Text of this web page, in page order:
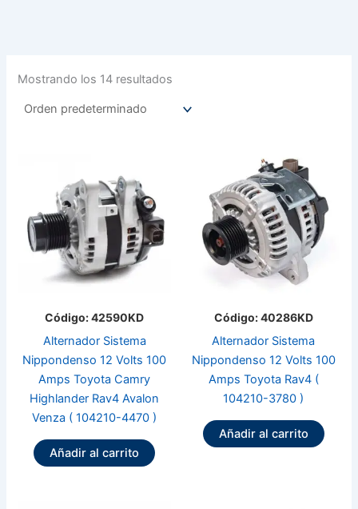
Mostrando los 14 resultados
Código: 42590KD
Alternador Sistema
Nippondenso 12 Volts 100
Amps Toyota Camry
Highlander Rav4 Avalon
Venza ( 104210-4470 )
Añadir al carrito
Código: 40286KD
Alternador Sistema
Nippondenso 12 Volts 100
Amps Toyota Rav4 (
104210-3780 )
Añadir al carrito